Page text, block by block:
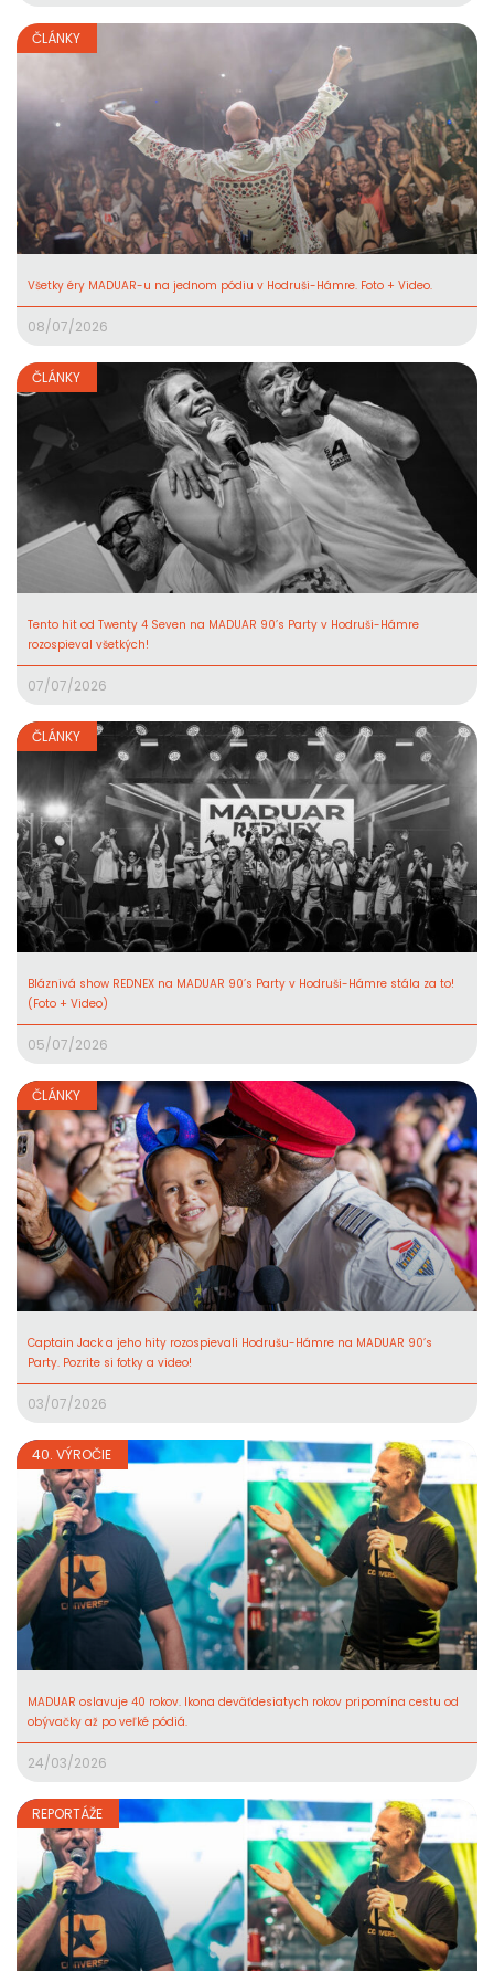
ČLÁNKY
Všetky éry MADUAR-u na jednom pódiu v Hodruši-Hámre. Foto + Video.
08/07/2026
ČLÁNKY
Tento hit od Twenty 4 Seven na MADUAR 90’s Party v Hodruši-Hámre
rozospieval všetkých!
07/07/2026
ČLÁNKY
Bláznivá show REDNEX na MADUAR 90’s Party v Hodruši-Hámre stála za to!
(Foto + Video)
05/07/2026
ČLÁNKY
Captain Jack a jeho hity rozospievali Hodrušu-Hámre na MADUAR 90’s
Party. Pozrite si fotky a video!
03/07/2026
40. VÝROČIE
MADUAR oslavuje 40 rokov. Ikona deväťdesiatych rokov pripomína cestu od
obývačky až po veľké pódiá.
24/03/2026
REPORTÁŽE